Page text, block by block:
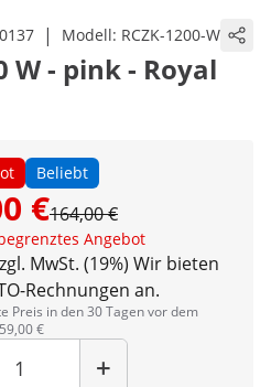
| Modell: RCZK-1200-W
W - pink - Royal
Beliebt
€164,00 €
Angebot
MwSt. (19%) Wir bieten
Rechnungen an.
Preis in den 30 Tagen vor dem
€
Menge
+